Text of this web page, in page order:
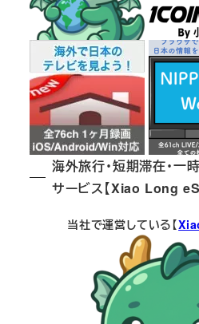
海外旅行・短期滞在・一
サービス【Xiao Long
当社で運営している【